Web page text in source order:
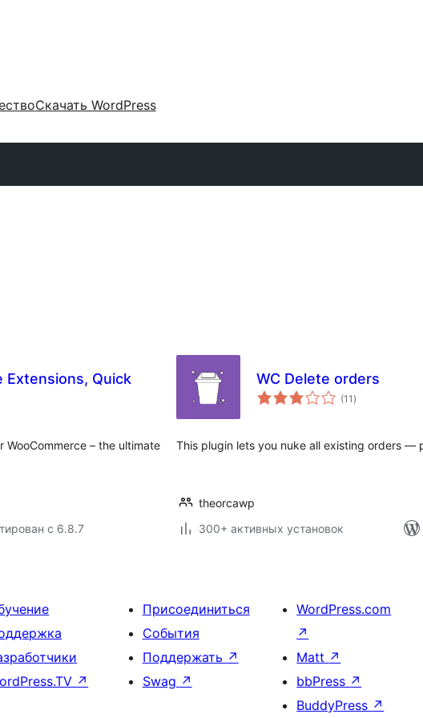
Скачать WordPress
WooCommerce – the ultimate
с 6.8.7
WC Delete orders
(11 общий
рейтинг
)
This plugin lets you nuke all existing orders —
theorcawp
300+ активных установок
↗
Присоединиться
События
Поддержать ↗
Swag ↗
WordPress.com
↗
Matt ↗
bbPress ↗
BuddyPress ↗